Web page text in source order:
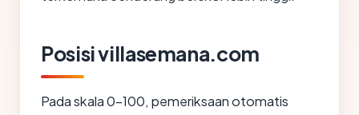
Posisi villasemana.com
Pada skala 0-100, pemeriksaan otomatis